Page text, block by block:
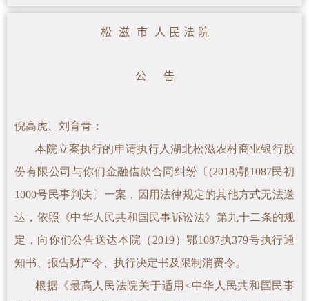
松 滋 市 人 民 法 院
公 告
倪高虎、刘育青 ：
本院立案执行的申请执行人湖北松滋农村商业银行股
份有限公司与你们金融借款合同纠纷〔(2018)鄂1087民初
1000号民事判决〕一案 ，因用法律规定的其他方式无法送
达，依照《中华人民共和国民事诉讼法》第九十二条的规
定，向你们公告送达本院（2019）鄂1087执379号执行通
知书、报告财产令、 执行决定书及限制消费令。
根据《最高人民法院关于适用<中华人民共和国民事